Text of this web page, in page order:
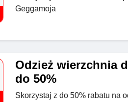
Geggamoja
Odzież wierzchnia
do 50%
Skorzystaj z do 50% rabatu na